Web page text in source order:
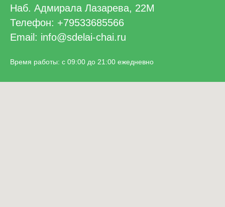
Наб. Адмирала Лазарева, 22М
Телефон: +79533685566
Email: info@sdelai-chai.ru
Время работы: с 09:00 до 21:00 ежедневно